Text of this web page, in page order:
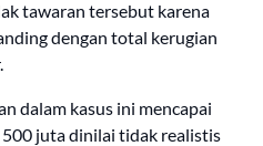
tawaran tersebut karena
dengan total kerugian
dalam kasus ini mencapai
500 juta dinilai tidak realistis